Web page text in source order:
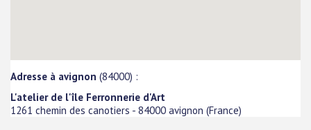
Adresse à avignon (84000) :
L'atelier de l'île Ferronnerie d'Art
1261 chemin des canotiers - 84000 avignon (France)